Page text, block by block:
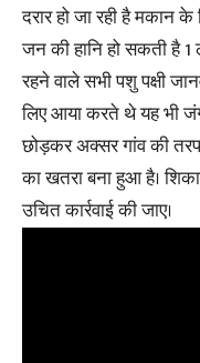
दरार हो जा रही है मकान
जन की हानि हो सकती है 1
रहने वाले सभी पशु पक्षी
लिए आया करते थे यह भी
छोड़कर अक्सर गांव की
का खतरा बना हुआ है।
उचित कार्रवाई की जाए।